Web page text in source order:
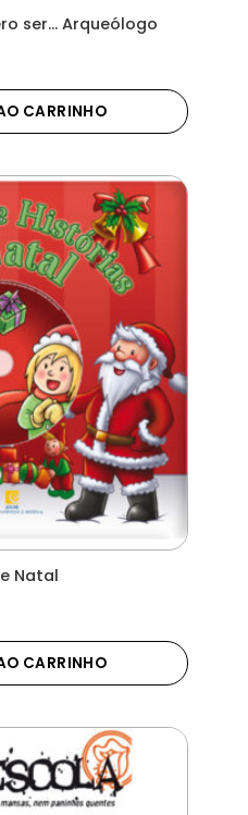
ser… Arqueólogo
CARRINHO
Natal
CARRINHO